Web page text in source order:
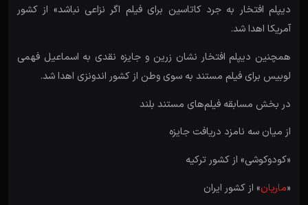
دیپلم افتخار به جرد کاتاسین برای فیلم اگر نزاعی نباشد» از کشور
آمریکا اهدا شد.
همچنین دیپلم افتخار نشان زرین و جایزه نقدی به اسماعیل فهمی
لوبیس برای فیلم مستند به سوی وطن از کشور اندونزی اهدا شد.
در بخش مسابقه فیلم‌های مستند بلند
از میان سه نامزد دریافت جایزه
«کودوکوشی» از کشور ترکیه
«ماریان» از کشور ایران